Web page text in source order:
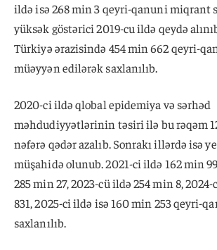
ildə isə 268 min 3 qeyri-qanuni miqrant
yüksək göstərici 2019-cu ildə qeydə
Türkiyə ərazisində 454 min 662 qeyri-
müəyyən edilərək saxlanılıb.
2020-ci ildə qlobal epidemiya və sərhəd
məhdudiyyətlərinin təsiri ilə bu rəqəm
nəfərə qədər azalıb. Sonrakı illərdə isə
müşahidə olunub. 2021-ci ildə 162 min
285 min 27, 2023-cü ildə 254 min 8,
831, 2025-ci ildə isə 160 min 253 qeyri-
saxlanılıb.